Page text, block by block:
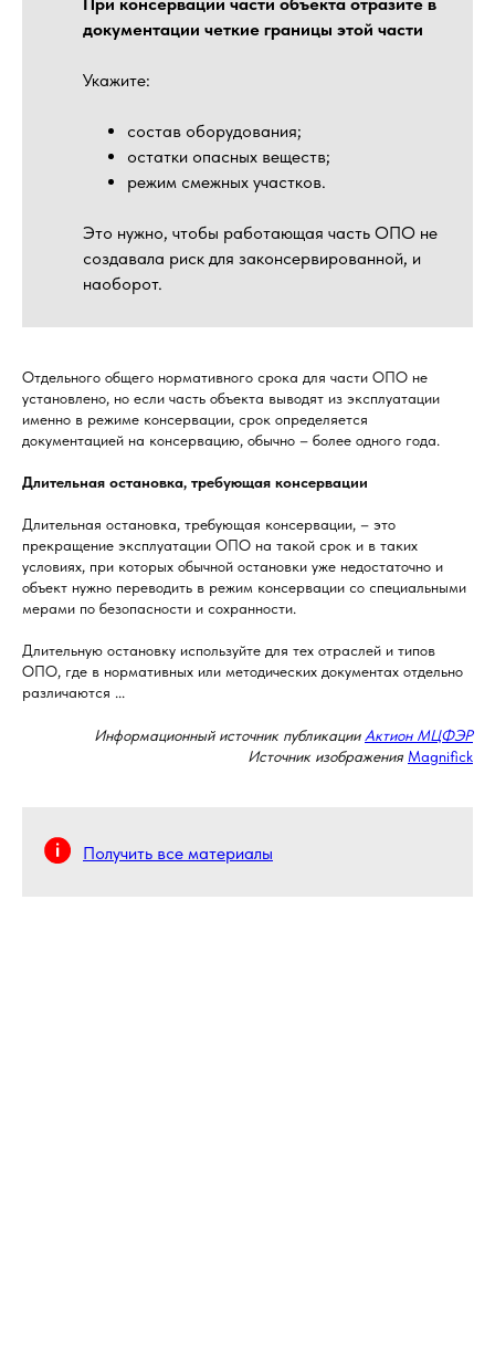
документации четкие границы этой части
Укажите:
состав оборудования;
остатки опасных веществ;
режим смежных участков.
Это нужно, чтобы работающая часть ОПО не
создавала риск для законсервированной, и
наоборот.
Отдельного общего нормативного срока для части ОПО не
установлено, но если часть объекта выводят из эксплуатации
именно в режиме консервации, срок определяется
документацией на консервацию, обычно – более одного года.
Длительная остановка, требующая консервации
Длительная остановка, требующая консервации, – это
прекращение эксплуатации ОПО на такой срок и в таких
условиях, при которых обычной остановки уже недостаточно и
объект нужно переводить в режим консервации со специальными
мерами по безопасности и сохранности.
Длительную остановку используйте для тех отраслей и типов
ОПО, где в нормативных или методических документах отдельно
различаются ...
Информационный источник публикации Актион МЦФЭР
Источник изображения Magnifick
Получить все материалы